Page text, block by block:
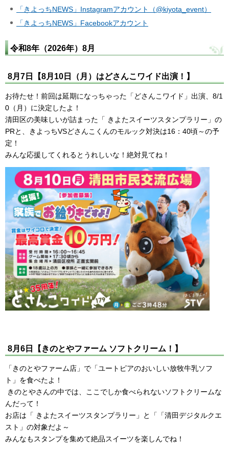
「きよっちNEWS」Instagramアカウント（@kiyota_event）
「きよっちNEWS」Facebookアカウント
令和8年（2026年）8月
8月7日【8月10日（月）はどさんこワイド出演！】
お待たせ！前回は延期になっちゃった「どさんこワイド」出演、8/1
0（月）に決定したよ！
清田区の美味しいが詰まった「 きよたスイーツスタンプラリー」の
PRと、きよっちVSどさんこくんのモルック対決は16：40頃～の予
定！
みんな応援してくれるとうれしいな！絶対見てね！
8月6日【きのとやファーム ソフトクリーム！】
「きのとやファーム店」で「ユートピアのおいしい放牧牛乳ソフ
ト」を食べたよ！
きのとやさんの中では、ここでしか食べられないソフトクリームな
んだって！
お店は「 きよたスイーツスタンプラリー」と「「清田デジタルクエ
スト」の対象だよ～
みんなもスタンプを集めて絶品スイーツを楽しんでね！